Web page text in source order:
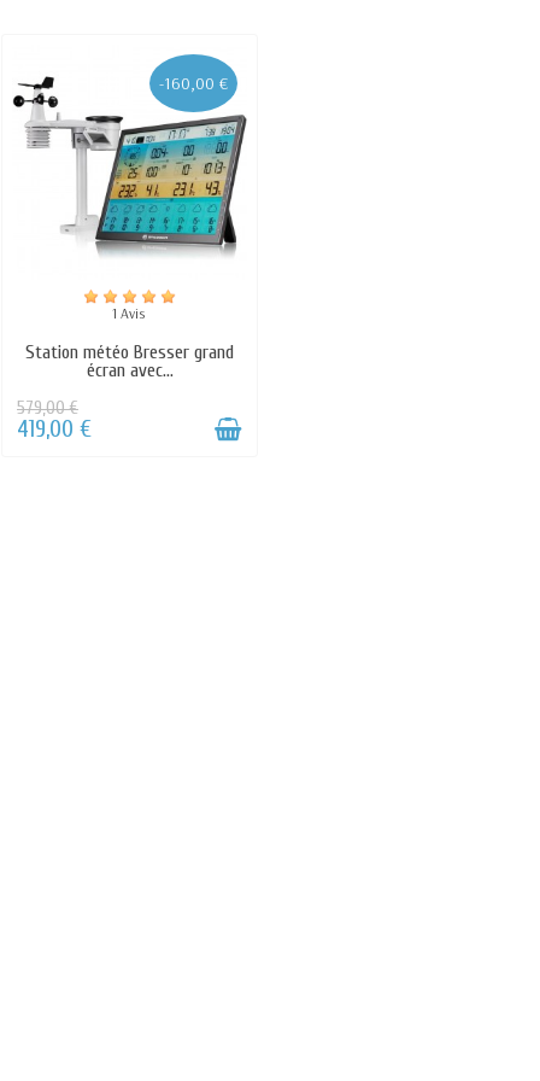
-160,00 €
1 Avis
Station météo Bresser grand
écran avec...
579,00 €
419,00 €